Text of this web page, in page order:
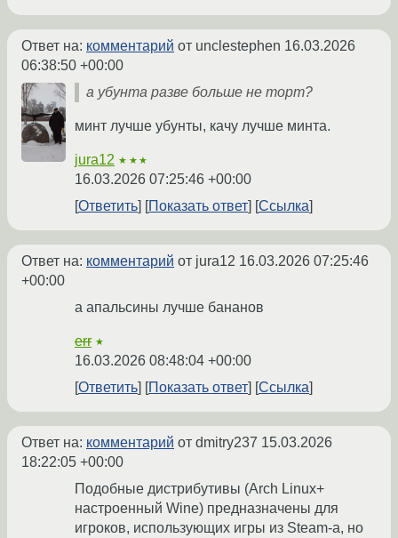
Ответ на: комментарий от unclestephen 16.03.2026
06:38:50 +00:00
а убунта разве больше не торт?
минт лучше убунты, качу лучше минта.
jura12 ★★★
16.03.2026 07:25:46 +00:00
Ответить
Показать ответ Ссылка
Ответ на: комментарий от jura12 16.03.2026 07:25:46
+00:00
а апальсины лучше бананов
err ★
16.03.2026 08:48:04 +00:00
Ответить
Показать ответ Ссылка
Ответ на: комментарий от dmitry237 15.03.2026
18:22:05 +00:00
Подобные дистрибутивы (Arch Linux+
настроенный Wine) предназначены для
игроков, использующих игры из Steam-а, но